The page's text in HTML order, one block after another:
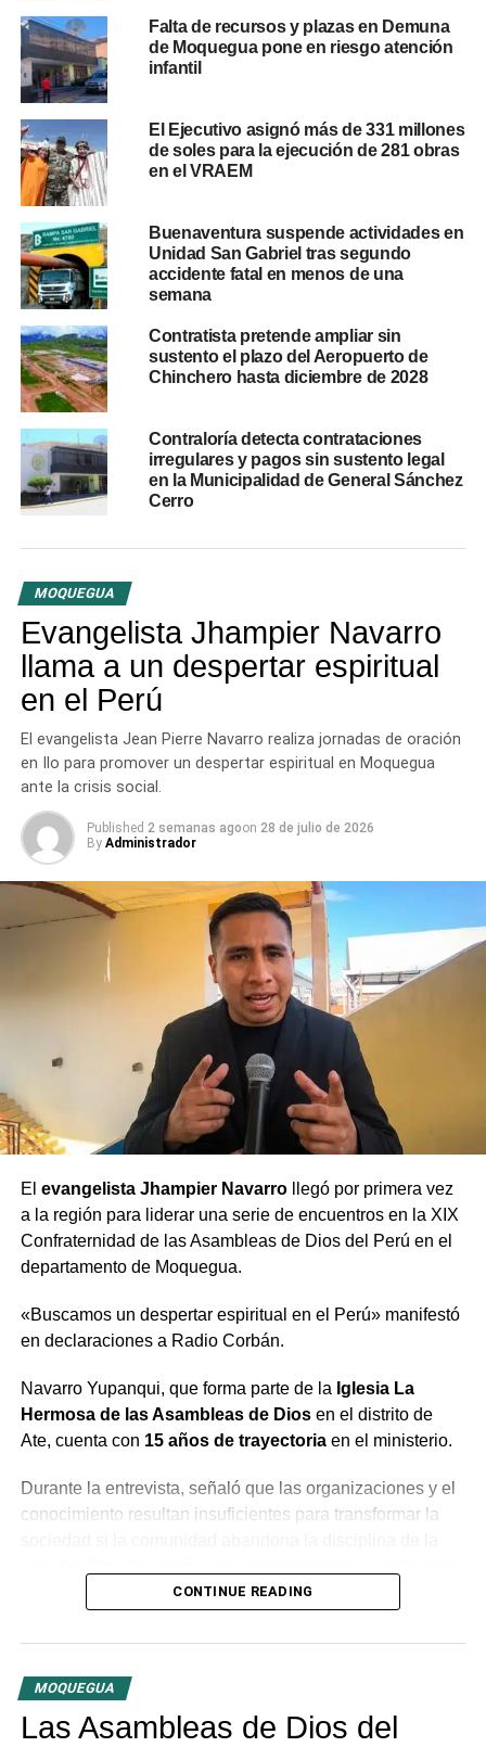
modalidad de administración indirecta por contrata. El
diseño arquitectónico integral contempló la edificación de
una losa deportiva de primer nivel equipada con grass
sintético y cobertura metálica para la protección solar, una
zona equipada con juegos infantiles recreativos,
caminerías peatonales, módulos de servicios higiénicos,
cerco perimétrico de seguridad y ambientes
administrativos complementarios.
Durante la etapa central de la actividad, el burgomaestre
de Puquina y los representantes de las organizaciones
sociales de base acordaron bautizar de forma unánime a
la nueva infraestructura con el nombre de
Deportivo Salinas Moche “Markarian”. La designación
constituyó un homenaje póstumo e institucional a un
joven ciudadano de la localidad que destacó como un
activo impulsor de las disciplinas deportivas entre los
niños y adolescentes del sector.
RELATED TOPICS:
COMPLEJO DEPORTIVO SALINAS MOCHE
INFRAESTRUCTURA DEPORTIVA MOQUEGUA
MUNICIPALIDAD DISTRITAL DE PUQUINA
SALINAS MOCHE MARKARIAN
UP NEXT
Contraloría alertó riesgos de retrasos y
sobrecostos en obra del malecón de Ilo
Más de 220 escolares reviven la historia regional
en el circuito cultural los museos cobran vida en
Moquegua
Falta de recursos y plazas en Demuna
de Moquegua pone en riesgo atención
infantil
El Ejecutivo asignó más de 331 millones
de soles para la ejecución de 281 obras
en el VRAEM
Buenaventura suspende actividades en
Unidad San Gabriel tras segundo
accidente fatal en menos de una
semana
Contratista pretende ampliar sin
sustento el plazo del Aeropuerto de
Chinchero hasta diciembre de 2028
Contraloría detecta contrataciones
irregulares y pagos sin sustento legal
en la Municipalidad de General Sánchez
Cerro
MOQUEGUA
Evangelista Jhampier Navarro
llama a un despertar espiritual
en el Perú
El evangelista Jean Pierre Navarro realiza jornadas de oración
en Ilo para promover un despertar espiritual en Moquegua
ante la crisis social.
Published 2 semanas agoon 28 de julio de 2026
By Administrador
El evangelista Jhampier Navarrollegó por primera vez
a la región para liderar una serie de encuentros en la XIX
Confraternidad de las Asambleas de Dios del Perú en el
departamento de Moquegua.
«Buscamos un despertar espiritual en el Perú» manifestó
en declaraciones a Radio Corbán.
Navarro Yupanqui, que forma parte de la Iglesia La
Hermosa de las Asambleas de Diosen el distrito de
Ate, cuenta con 15 años de trayectoriaen el ministerio.
Durante la entrevista, señaló que las organizaciones y el
conocimiento resultan insuficientes para transformar la
conjunto bajo la guía del Espíritu Santo para generar un
las distintas congregaciones para impulsar la fe en las
tres provincias del departamento.
CONTINUE READING
MOQUEGUA
Las Asambleas de Dios del